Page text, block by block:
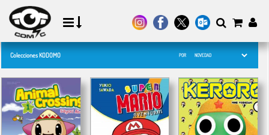
Colecciones KODOMO POR